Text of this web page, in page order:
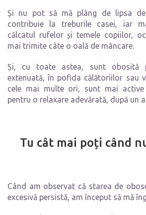
Și nu pot să mă plâng de lipsa
contribuie la treburile casei, iar
călcatul rufelor și temele copiilor,
mai trimite câte o oală de mâncare.
Și, cu toate astea, sunt obosită
extenuată, în pofida călătoriilor sau
cele mai multe ori, sunt mai
pentru o relaxare adevărată, după un
Tu cât mai poți când
Când am observat că starea de
excesivă persistă, am început să mă